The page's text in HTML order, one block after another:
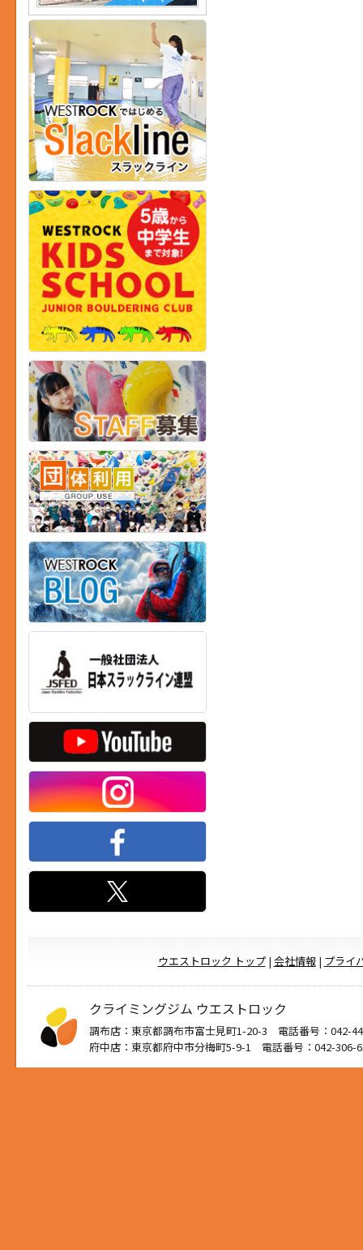
ウエストロック トップ| 会社情報| プライ
クライミングジム ウエストロック
調布店：東京都調布市富士見町1-20-3 電話番号：042-
府中店：東京都府中市分梅町5-9-1 電話番号：042-306-